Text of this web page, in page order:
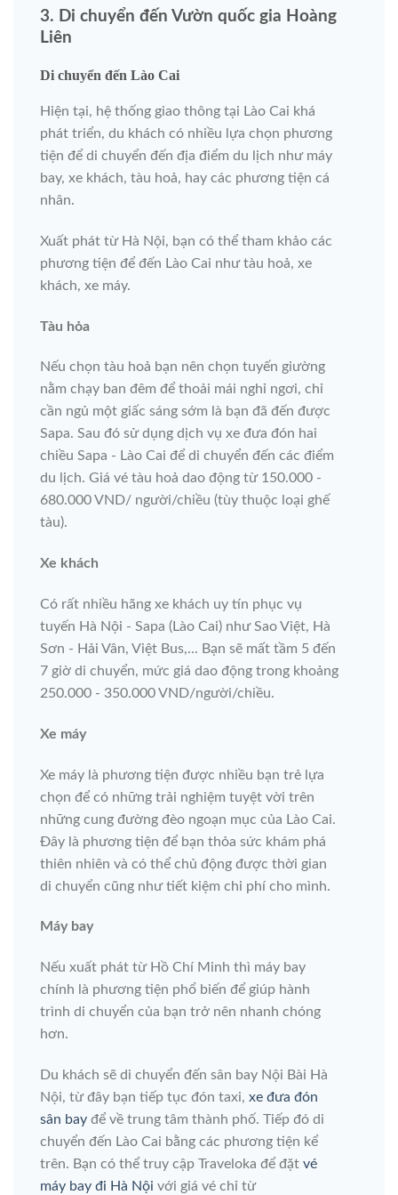
3. Di chuyển đến Vườn quốc gia Hoàng
Liên
Di chuyển đến Lào Cai
Hiện tại, hệ thống giao thông tại Lào Cai khá
phát triển, du khách có nhiều lựa chọn phương
tiện để di chuyển đến địa điểm du lịch như máy
bay, xe khách, tàu hoả, hay các phương tiện cá
nhân.
Xuất phát từ Hà Nội, bạn có thể tham khảo các
phương tiện để đến Lào Cai như tàu hoả, xe
khách, xe máy.
Tàu hỏa
Nếu chọn tàu hoả bạn nên chọn tuyến giường
nằm chạy ban đêm để thoải mái nghỉ ngơi, chỉ
cần ngủ một giấc sáng sớm là bạn đã đến được
Sapa. Sau đó sử dụng dịch vụ xe đưa đón hai
chiều Sapa - Lào Cai để di chuyển đến các điểm
du lịch. Giá vé tàu hoả dao động từ 150.000 -
680.000 VND/ người/chiều (tùy thuộc loại ghế
tàu).
Xe khách
Có rất nhiều hãng xe khách uy tín phục vụ
tuyến Hà Nội - Sapa (Lào Cai) như Sao Việt, Hà
Sơn - Hải Vân, Việt Bus,... Bạn sẽ mất tầm 5 đến
7 giờ di chuyển, mức giá dao động trong khoảng
250.000 - 350.000 VND/người/chiều.
Xe máy
Xe máy là phương tiện được nhiều bạn trẻ lựa
chọn để có những trải nghiệm tuyệt vời trên
những cung đường đèo ngoạn mục của Lào Cai.
Đây là phương tiện để bạn thỏa sức khám phá
thiên nhiên và có thể chủ động được thời gian
di chuyển cũng như tiết kiệm chi phí cho mình.
Máy bay
Nếu xuất phát từ Hồ Chí Minh thì máy bay
chính là phương tiện phổ biến để giúp hành
trình di chuyển của bạn trở nên nhanh chóng
hơn.
Du khách sẽ di chuyển đến sân bay Nội Bài Hà
Nội, từ đây bạn tiếp tục đón taxi, xe đưa đón
sân bay để về trung tâm thành phố. Tiếp đó di
chuyển đến Lào Cai bằng các phương tiện kể
trên. Bạn có thể truy cập Traveloka để đặt vé
máy bay đi Hà Nội với giá vé chỉ từ